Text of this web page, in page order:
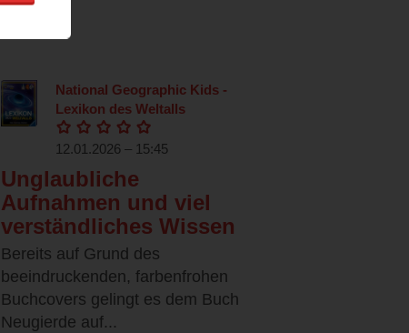
National Geographic Kids -
Lexikon des Weltalls
12.01.2026 – 15:45
Unglaubliche
Aufnahmen und viel
verständliches Wissen
Bereits auf Grund des
beeindruckenden, farbenfrohen
Buchcovers gelingt es dem Buch
Neugierde auf...